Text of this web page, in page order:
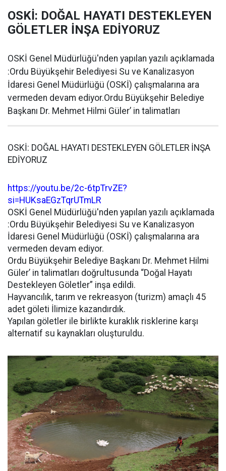
OSKİ: DOĞAL HAYATI DESTEKLEYEN
GÖLETLER İNŞA EDİYORUZ
OSKİ Genel Müdürlüğü'nden yapılan yazılı açıklamada
:Ordu Büyükşehir Belediyesi Su ve Kanalizasyon
İdaresi Genel Müdürlüğü (OSKİ) çalışmalarına ara
vermeden devam ediyor.Ordu Büyükşehir Belediye
Başkanı Dr. Mehmet Hilmi Güler’ in talimatları
OSKİ: DOĞAL HAYATI DESTEKLEYEN GÖLETLER İNŞA
EDİYORUZ
https://youtu.be/2c-6tpTrvZE?
si=HUKsaEGzTqrUTmLR
OSKİ Genel Müdürlüğü'nden yapılan yazılı açıklamada
:Ordu Büyükşehir Belediyesi Su ve Kanalizasyon
İdaresi Genel Müdürlüğü (OSKİ) çalışmalarına ara
vermeden devam ediyor.
Ordu Büyükşehir Belediye Başkanı Dr. Mehmet Hilmi
Güler’ in talimatları doğrultusunda “Doğal Hayatı
Destekleyen Göletler” inşa edildi.
Hayvancılık, tarım ve rekreasyon (turizm) amaçlı 45
adet göleti İlimize kazandırdık.
Yapılan göletler ile birlikte kuraklık risklerine karşı
alternatif su kaynakları oluşturuldu.